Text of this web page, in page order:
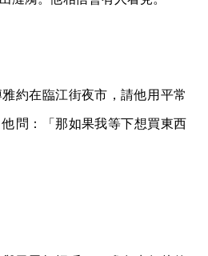
約在臨江街夜市，請他用平常
問：「那如果我等下想買東西